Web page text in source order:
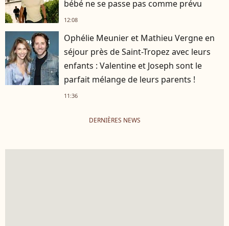
bébé ne se passe pas comme prévu
12:08
Ophélie Meunier et Mathieu Vergne en
séjour près de Saint-Tropez avec leurs
enfants : Valentine et Joseph sont le
parfait mélange de leurs parents !
11:36
DERNIÈRES NEWS